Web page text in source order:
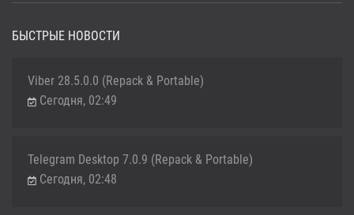
БЫСТРЫЕ НОВОСТИ
Viber 28.5.0.0 (Repack & Portable)
Сегодня, 02:49
Telegram Desktop 7.0.9 (Repack & Portable)
Сегодня, 02:48